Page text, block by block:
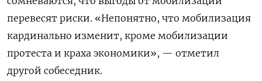
перевесят риски. «Непонятно, что мобилизация
кардинально изменит, кроме мобилизации
протеста и краха экономики», — отметил
другой собеседник.